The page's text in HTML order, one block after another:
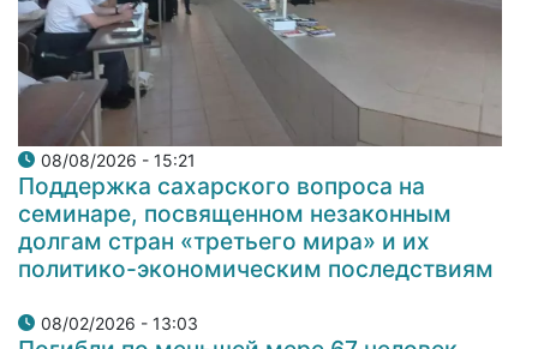
08/08/2026 - 15:21
Поддержка сахарского вопроса на
семинаре, посвященном незаконным
долгам стран «третьего мира» и их
политико-экономическим последствиям
08/02/2026 - 13:03